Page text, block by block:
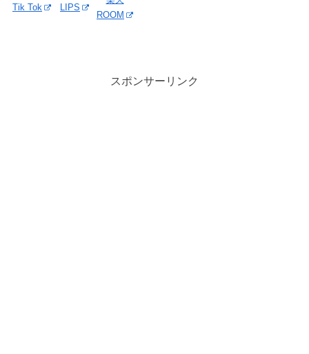
Tik Tok LIPS
ROOM
スポンサーリンク